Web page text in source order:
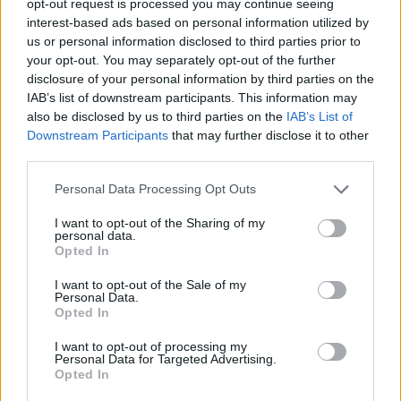
opt-out request is processed you may continue seeing
interest-based ads based on personal information utilized by
us or personal information disclosed to third parties prior to
your opt-out. You may separately opt-out of the further
disclosure of your personal information by third parties on the
IAB’s list of downstream participants. This information may
also be disclosed by us to third parties on the IAB’s List of
Downstream Participants that may further disclose it to other
Personal Data Processing Opt Outs
I want to opt-out of the Sharing of my
personal data.
Opted In
I want to opt-out of the Sale of my
Personal Data.
Opted In
I want to opt-out of processing my
Personal Data for Targeted Advertising.
Opted In
Idén érettségiztek? Eddig kell teljesítenetek a
közösségi szolgálatot
Az érettségi egyik fontos felvétele az ötven óra közösségi szolgálat
teljesítése. De meddig kell ezt teljesítenetek? És mi a helyzet akkor,
ha előrehozott érettségit tesztek? Fontos kérdésekre válaszolunk.
Érettségi-felvételi
Hogyan érettségizhet az, aki megbukik az utolsó év
végén?
Tehettek-e érettségi vizsgát, ha valamelyik tárgyat nem sikerül
elvégeznetek az utolsó középiskolai évetekben? Fontos kérdésre
válaszolunk.
Érettségi-felvételi